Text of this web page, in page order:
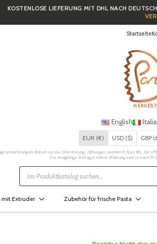
KOSTENLOSE LIEFERUNG MIT DHL NACH
Startseite
English
EUR (€) USD ($) GBP
dienen nur als Orientierung. Zahlungen werden in Euro (€),
Der endgültige Betrag in deiner Währung kann je nach
Products
search
Extruder Zubehör für frische Pasta